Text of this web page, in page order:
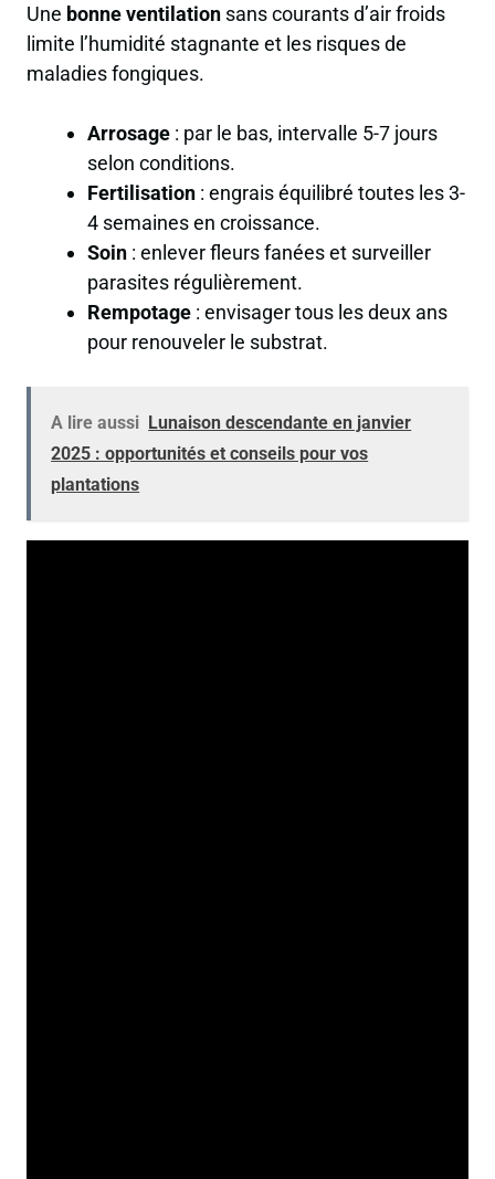
Une bonne ventilation sans courants d’air froids
limite l’humidité stagnante et les risques de
maladies fongiques.
Arrosage: par le bas, intervalle 5-7 jours
selon conditions.
Fertilisation: engrais équilibré toutes les 3-
4 semaines en croissance.
Soin: enlever fleurs fanées et surveiller
parasites régulièrement.
Rempotage: envisager tous les deux ans
pour renouveler le substrat.
A lire aussi Lunaison descendante en janvier
2025 : opportunités et conseils pour vos
plantations